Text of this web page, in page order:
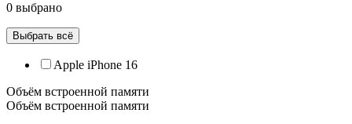
0 выбрано
Выбрать всё
Apple iPhone 16
Объём встроенной памяти
Объём встроенной памяти